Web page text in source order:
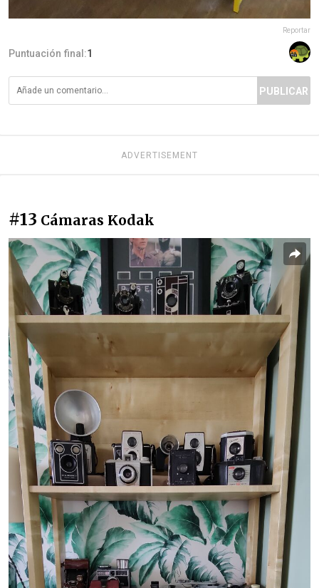
Reportar
Puntuación final:1
PUBLICAR
ADVERTISEMENT
#13 Cámaras Kodak